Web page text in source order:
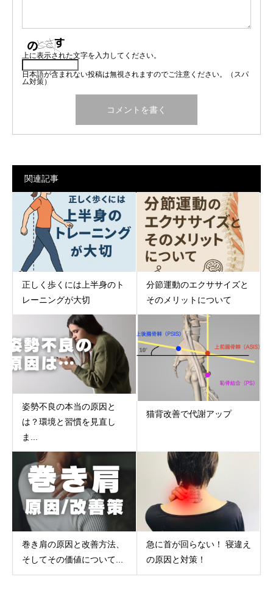
上に表示された文字を入力してください。
日本語が含まれない投稿は無視されますのでご注意ください。（スパ
ム対策）
関連記事
正しく歩くには上半身のト
レーニングが大切
分節運動のエクササイズと
そのメリットについて
姿勢不良の本当の原因と
は？環境と習慣を見直し
ま...
猫背改善で代謝アップ
巻き肩の原因と改善方法、
そしてその価値について...
急に首が回らない！ 寝違え
の原因と対策！